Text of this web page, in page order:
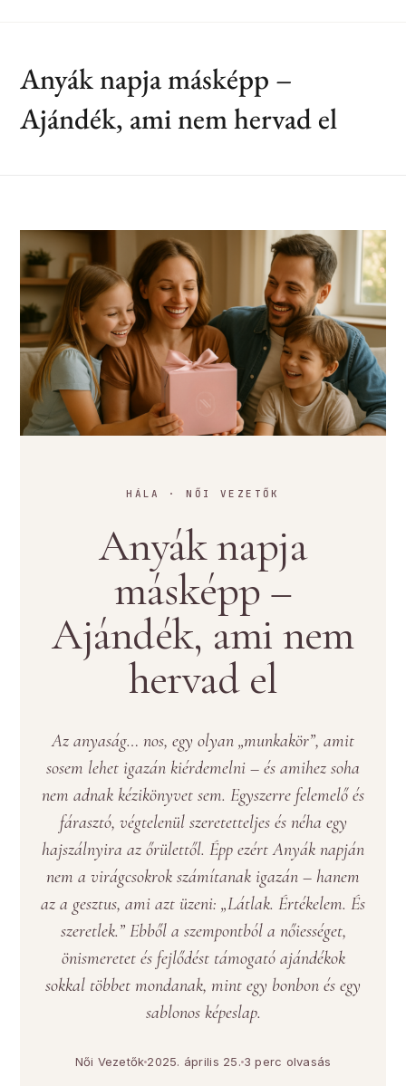
Anyák napja másképp –
Ajándék, ami nem hervad el
HÁLA · NŐI VEZETŐK
Anyák napja
másképp –
Ajándék, ami nem
hervad el
Az anyaság… nos, egy olyan „munkakör”, amit
sosem lehet igazán kiérdemelni – és amihez soha
nem adnak kézikönyvet sem. Egyszerre felemelő és
fárasztó, végtelenül szeretetteljes és néha egy
hajszálnyira az őrülettől. Épp ezért Anyák napján
nem a virágcsokrok számítanak igazán – hanem
az a gesztus, ami azt üzeni: „Látlak. Értékelem. És
szeretlek.” Ebből a szempontból a nőiességet,
önismeretet és fejlődést támogató ajándékok
sokkal többet mondanak, mint egy bonbon és egy
sablonos képeslap.
Női Vezetők 2025. április 25. 3 perc olvasás